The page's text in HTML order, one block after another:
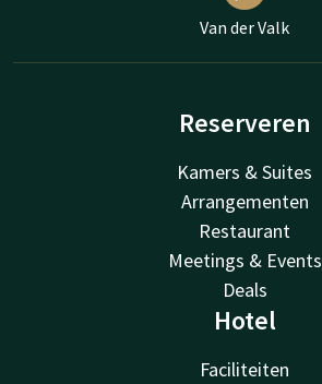
Van der Valk
Reserveren
Kamers & Suites
Arrangementen
Restaurant
Meetings & Events
Deals
Hotel
Faciliteiten